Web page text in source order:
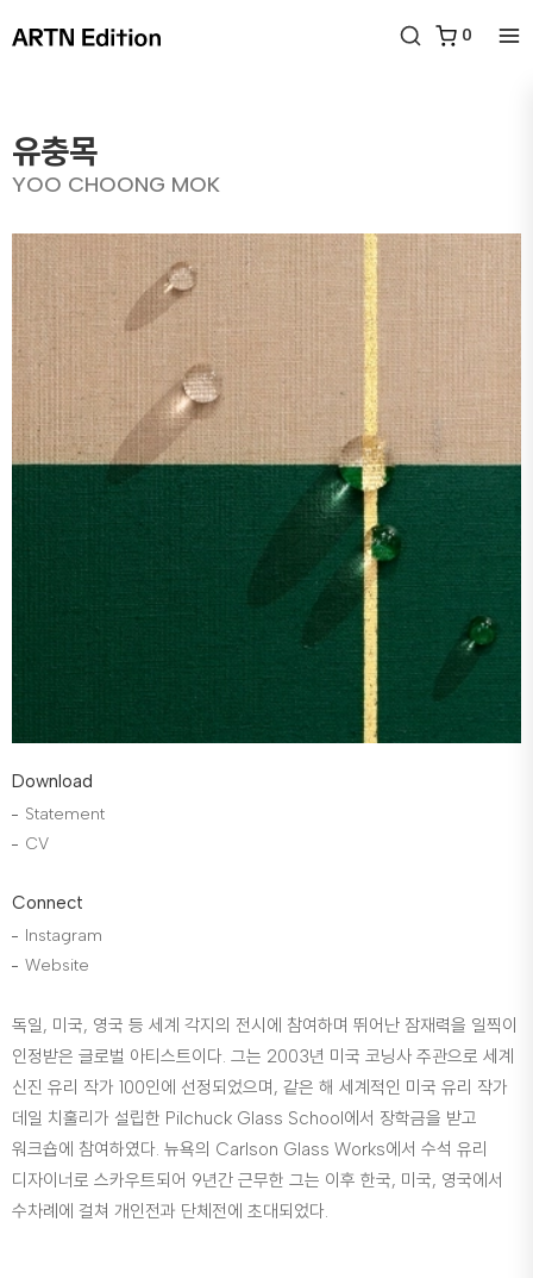
0
유충목
YOO CHOONG MOK
Download
Statement
CV
Connect
Instagram
Website
독일, 미국, 영국 등 세계 각지의 전시에 참여하며 뛰어난 잠재력을 일찍이
인정받은 글로벌 아티스트이다. 그는 2003년 미국 코닝사 주관으로 세계
신진 유리 작가 100인에 선정되었으며, 같은 해 세계적인 미국 유리 작가
데일 치훌리가 설립한 Pilchuck Glass School에서 장학금을 받고
워크숍에 참여하였다. 뉴욕의 Carlson Glass Works에서 수석 유리
디자이너로 스카우트되어 9년간 근무한 그는 이후 한국, 미국, 영국에서
수차례에 걸쳐 개인전과 단체전에 초대되었다.